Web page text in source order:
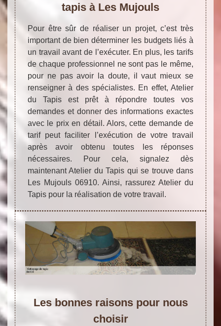
tapis à Les Mujouls
Pour être sûr de réaliser un projet, c’est très
important de bien déterminer les budgets liés à
un travail avant de l’exécuter. En plus, les tarifs
de chaque professionnel ne sont pas le même,
pour ne pas avoir la doute, il vaut mieux se
renseigner à des spécialistes. En effet, Atelier
du Tapis est prêt à répondre toutes vos
demandes et donner des informations exactes
avec le prix en détail. Alors, cette demande de
tarif peut faciliter l’exécution de votre travail
après avoir obtenu toutes les réponses
nécessaires. Pour cela, signalez dès
maintenant Atelier du Tapis qui se trouve dans
Les Mujouls 06910. Ainsi, rassurez Atelier du
Tapis pour la réalisation de votre travail.
Les bonnes raisons pour nous
choisir